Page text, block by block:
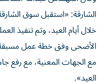
خلال أيام العيد، وتم تنفيذ
الأضحى وفق خطة عمل مسبقة
مع الجهات المعنية، مع رفع
العيد».